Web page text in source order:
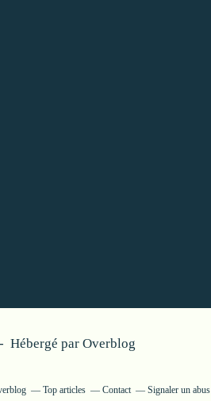
Hébergé par Overblog
Top articles Contact Signaler un abus